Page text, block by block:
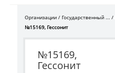
Организации Государственный ...
№15169, Гессонит
№15169,
Гессонит